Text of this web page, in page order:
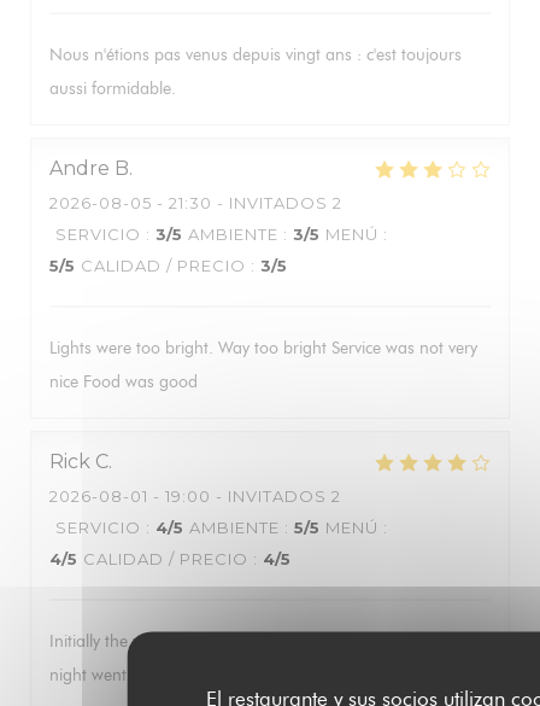
El restaurante y sus socios utilizan
Nous n'étions pas venus depuis vingt ans : c'est toujours
aussi formidable.
Andre B
2026-08-05 - 21:30 - INVITADOS 2
SERVICIO : 3/5 AMBIENTE : 3/5 MENÚ :
5/5 CALIDAD / PRECIO : 3/5
Lights were too bright. Way too bright Service was not very
nice Food was good
Rick C
2026-08-01 - 19:00 - INVITADOS 2
SERVICIO : 4/5 AMBIENTE : 5/5 MENÚ :
4/5 CALIDAD / PRECIO : 4/5
Initially the wait staff was a bit pushy for us to order. As the
night went on they seemed to relax.